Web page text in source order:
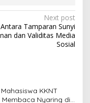
Next post
Antara Tamparan Sunyi
dan Validitas Media
Sosial
KKNT
Membaca Nyaring di